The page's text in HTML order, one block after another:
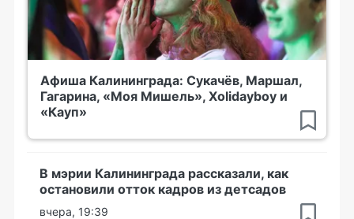
Афиша Калининграда: Сукачёв, Маршал,
Гагарина, «Моя Мишель», Xolidayboy и
«Кауп»
В мэрии Калининграда рассказали, как
остановили отток кадров из детсадов
вчера, 19:39